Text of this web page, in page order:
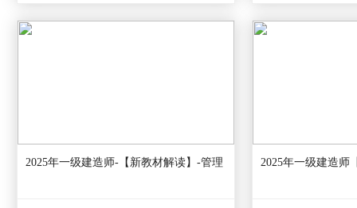
2025年一级建造师-【新教材解读】-管理 2025年一级建造师